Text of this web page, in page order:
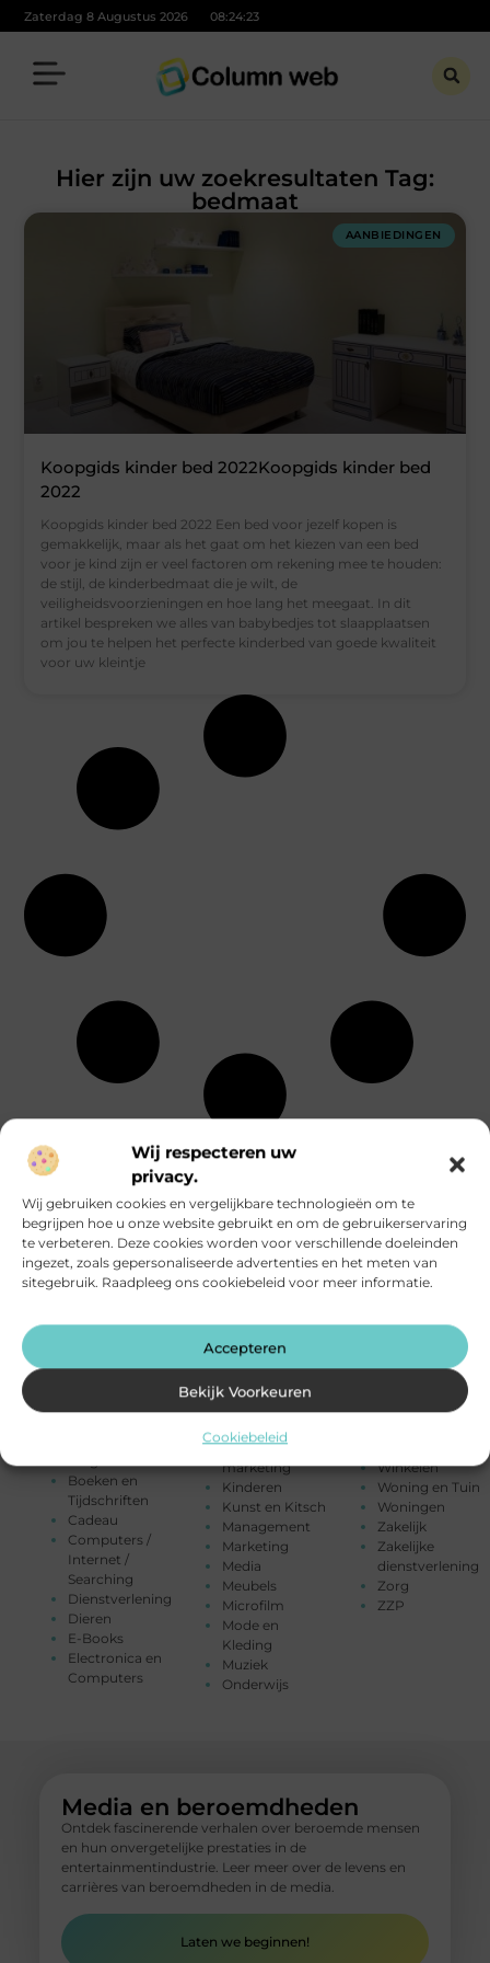
Wij respecteren uw
privacy.
Wij gebruiken cookies en vergelijkbare technologieën om te
begrijpen hoe u onze website gebruikt en om de gebruikerservaring
te verbeteren. Deze cookies worden voor verschillende doeleinden
ingezet, zoals gepersonaliseerde advertenties en het meten van
sitegebruik. Raadpleeg ons cookiebeleid voor meer informatie.
Accepteren
Bekijk Voorkeuren
Cookiebeleid
Zaterdag 8 Augustus 2026 08:24:23
Hier zijn uw zoekresultaten Tag:
bedmaat
AANBIEDINGEN
Koopgids kinder bed 2022Koopgids kinder bed
2022
Koopgids kinder bed 2022 Een bed voor jezelf kopen is
gemakkelijk, maar als het gaat om het kiezen van een bed
voor je kind zijn er veel factoren om rekening mee te houden:
de stijl, de kinderbedmaat die je wilt, de
veiligheidsvoorzieningen en hoe lang het meegaat. In dit
artikel bespreken we alles van babybedjes tot slaapplaatsen
om jou te helpen het perfecte kinderbed van goede kwaliteit
voor uw kleintje
Alle
onderwerpen
Aanbiedingen
Afvalverwerking
Alarmsysteem
Attracties
Motoren
Boeken en
Tijdschriften
Cadeau
Computers /
Internet /
Searching
Dienstverlening
Dieren
E-Books
Electronica en
Computers
Energie
Financieel
Fotografie
Geschenken
Gezondheid
Groothandel
tijd
Horeca
Huishoudelijk
Humor
Internet
marketing
Kinderen
Kunst en Kitsch
Management
Marketing
Media
Meubels
Microfilm
Mode en
Kleding
Muziek
Onderwijs
dienstverlening
Relatie
Sport
Startpaginas
Telefonie
Testing
Tuin en
Tweewielers
Verbouwen
Winkelen
Woning en Tuin
Woningen
Zakelijk
Zakelijke
dienstverlening
Zorg
ZZP
Media en beroemdheden
Ontdek fascinerende verhalen over beroemde mensen
en hun onvergetelijke prestaties in de
entertainmentindustrie. Leer meer over de levens en
carrières van beroemdheden in de media.
Laten we beginnen!